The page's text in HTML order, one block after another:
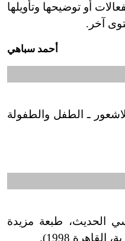
أو توضيحها وتأويلها
آخر.
أحمد سباهي
ـ الطفل والطفولة
الحديث، طبعة مزيدة
1998).